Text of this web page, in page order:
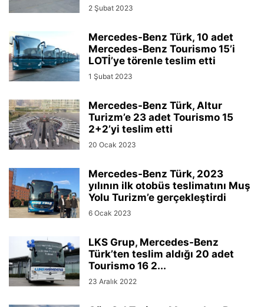
2 Şubat 2023
Mercedes-Benz Türk, 10 adet
Mercedes-Benz Tourismo 15’i
LOTİ’ye törenle teslim etti
1 Şubat 2023
Mercedes-Benz Türk, Altur
Turizm’e 23 adet Tourismo 15
2+2’yi teslim etti
20 Ocak 2023
Mercedes-Benz Türk, 2023
yılının ilk otobüs teslimatını Muş
Yolu Turizm’e gerçekleştirdi
6 Ocak 2023
LKS Grup, Mercedes-Benz
Türk’ten teslim aldığı 20 adet
Tourismo 16 2...
23 Aralık 2022